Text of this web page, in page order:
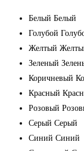
Белый Белый
Голубой
Желтый
Зеленый
Коричневый
Красный
Розовый
Серый Серый
Синий Синий